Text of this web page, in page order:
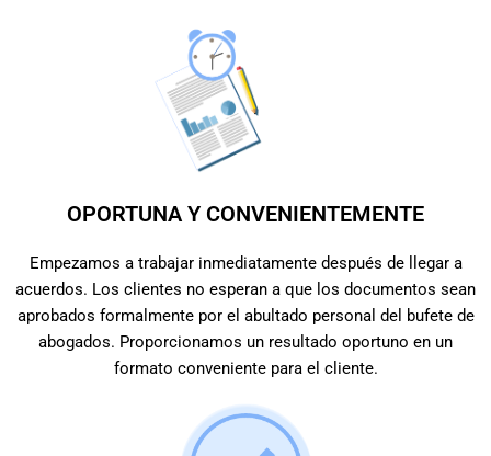
OPORTUNA Y CONVENIENTEMENTE
Empezamos a trabajar inmediatamente después de llegar a
acuerdos. Los clientes no esperan a que los documentos sean
aprobados formalmente por el abultado personal del bufete de
abogados. Proporcionamos un resultado oportuno en un
formato conveniente para el cliente.